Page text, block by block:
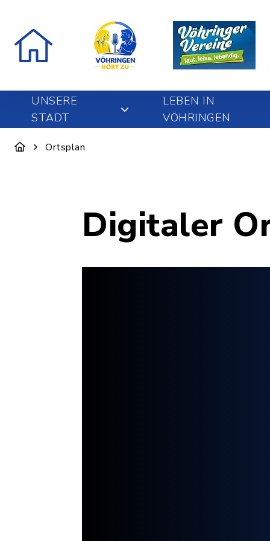
UNSERE
STADT
LEBEN IN
VÖHRINGEN
Ortsplan
Digitaler